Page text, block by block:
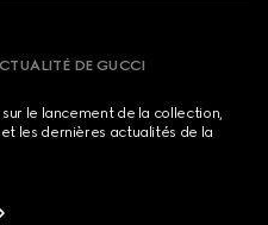
DE GUCCI
le lancement de la collection,
les dernières actualités de la